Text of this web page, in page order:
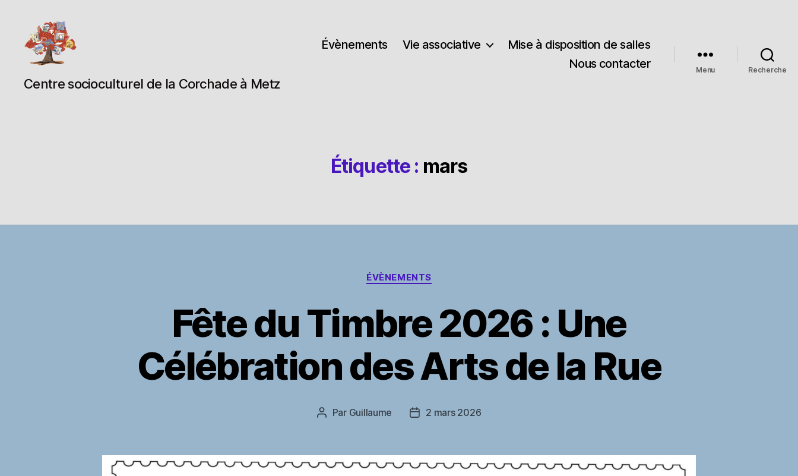
Corchade
Centre socioculturel de la Corchade à Metz
Évènements Vie associative
Mise à disposition de salles
Nous contacter
Menu Recherche
Étiquette : mars
Catégories
ÉVÈNEMENTS
Fête du Timbre 2026 : Une
Célébration des Arts de la Rue
Auteur
Par Guillaume
Date2 mars 2026